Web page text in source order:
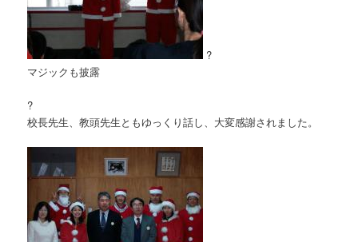
?
マジックも披露
?
校長先生、教頭先生ともゆっくり話し、大変感謝されました。